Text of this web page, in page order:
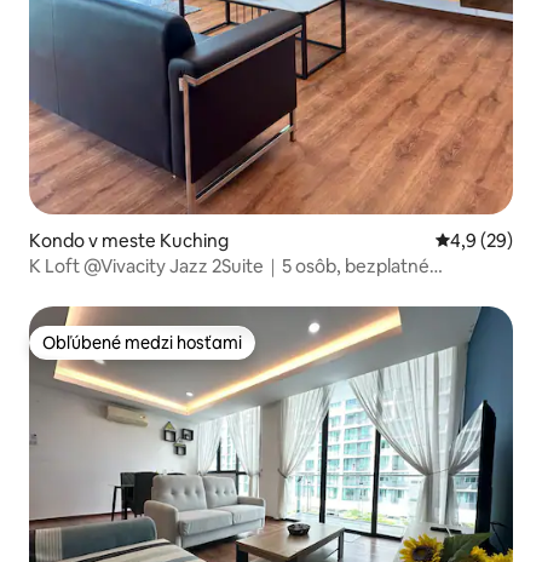
Kondo v meste Kuching Priemerné
4,9 (29)
K Loft @Vivacity Jazz 2Suite｜5 osôb, bezplatné
Obľúbené medzi hosťami
Obľúbené medzi hosťami